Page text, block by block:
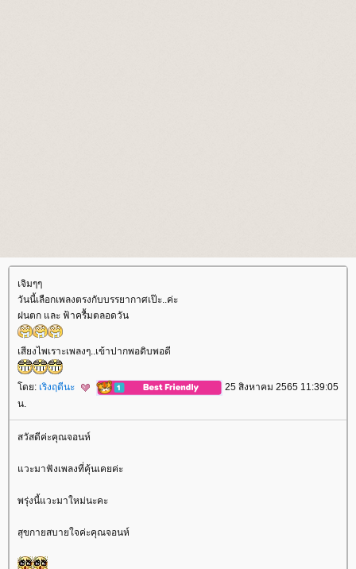
เจิมๆๆ
วันนี้เลือกเพลงตรงกับบรรยากาศเป๊ะ..ค่ะ
ฝนตก และ ฟ้าครื้มตลอดวัน
เสียงไพเราะเพลงๆ..เข้าปากพอดิบพอดี
ดย: เริงฤดีนะ
25 สิงหาคม 2565 11:39:05
น.
สวัสดีค่ะคุณจอนห์
วะมาฟังเพลงที่คุ้นเคยค่ะ
พรุ่งนี้แวะมาใหม่นะคะ
สุขกายสบายใจค่ะคุณจอนห์